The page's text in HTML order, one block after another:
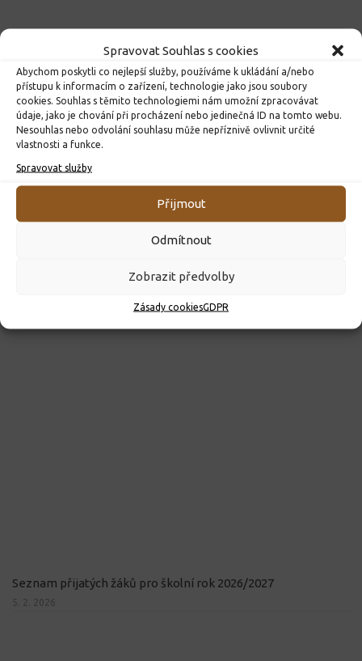
Spravovat Souhlas s cookies
Abychom poskytli co nejlepší služby, používáme k ukládání a/nebo
přístupu k informacím o zařízení, technologie jako jsou soubory
cookies. Souhlas s těmito technologiemi nám umožní zpracovávat
údaje, jako je chování při procházení nebo jedinečná ID na tomto webu.
Nesouhlas nebo odvolání souhlasu může nepříznivě ovlivnit určité
vlastnosti a funkce.
Spravovat služby
Přijmout
Odmítnout
Zobrazit předvolby
Zásady cookiesGDPR
10. 4. 2026
Seznam přijatých žáků pro školní rok 2026/2027
5. 2. 2026